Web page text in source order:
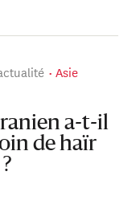
Asie
a-t-il
de haïr